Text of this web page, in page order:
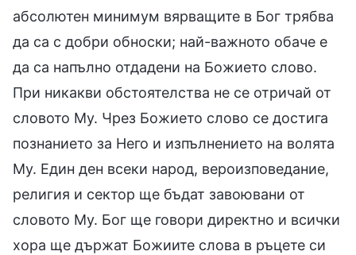
абсолютен минимум вярващите в Бог трябва
да са с добри обноски; най-важното обаче е
да са напълно отдадени на Божието слово.
При никакви обстоятелства не се отричай от
словото Му. Чрез Божието слово се достига
познанието за Него и изпълнението на волята
Му. Един ден всеки народ, вероизповедание,
религия и сектор ще бъдат завоювани от
словото Му. Бог ще говори директно и всички
хора ще държат Божиите слова в ръцете си